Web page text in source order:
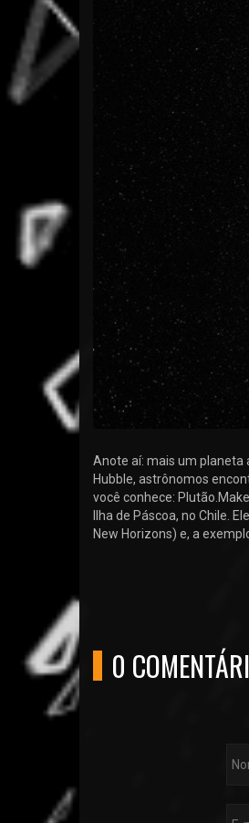
Anote aí: mais um planeta
Hubble, astrônomos
você conhece:
Ilha de Páscoa, no Chile.
New Horizons) e, a
0